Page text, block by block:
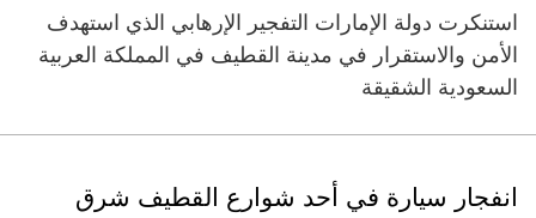
استنكرت دولة الإمارات التفجير الإرهابي الذي استهدف
الأمن والاستقرار في مدينة القطيف في المملكة العربية
السعودية الشقيقة
انفجار سيارة في أحد شوارع القطيف شرق